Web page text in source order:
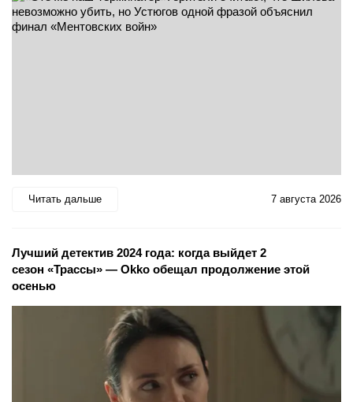
Читать дальше 7 августа 2026
Лучший детектив 2024 года: когда выйдет 2
сезон «Трассы» — Okko обещал продолжение этой
осенью